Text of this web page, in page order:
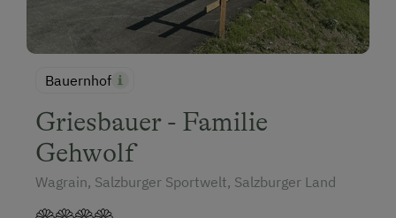
Bauernhof
Griesbauer - Familie
Gehwolf
Wagrain, Salzburger Sportwelt, Salzburger Land